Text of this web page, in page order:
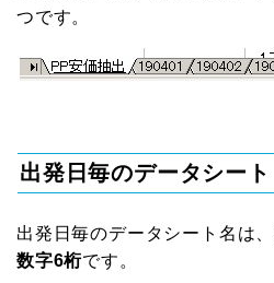
つです。
出発日毎のデータシート
出発日毎のデータシート名は、
数字6桁です。